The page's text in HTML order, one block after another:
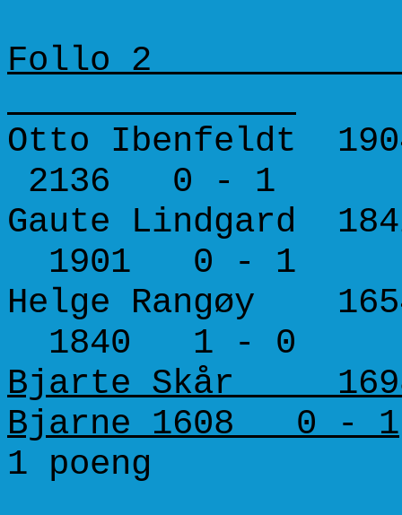
Follo
Otto Ibenfeldt
2136 0 - 1
Gaute Lindgard
1901 0 - 1
Helge Rangøy
1840 1 - 0
Bjarte Skår 1698
Bjarne 1608 0 - 1
1 poeng 3